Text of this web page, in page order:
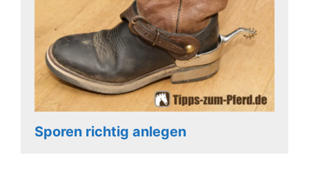
Sporen richtig anlegen